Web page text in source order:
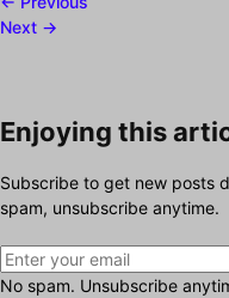
Next →
Enjoying this
Subscribe to get new posts
spam, unsubscribe anytime.
No spam. Unsubscribe